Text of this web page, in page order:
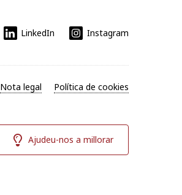
LinkedIn Instagram
Nota legal Política de cookies
Ajudeu-nos a millorar